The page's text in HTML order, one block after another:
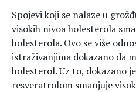
Spojevi koji se nalaze u
visokih nivoa holesterola
holesterola. Ovo se više
istraživanjima dokazano da
holesterol. Uz to, dokazano
resveratrolom smanjuje